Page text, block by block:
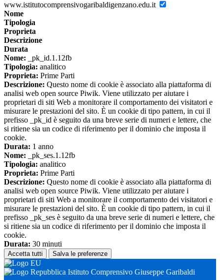
www.istitutocomprensivogaribaldigenzano.edu.it
Nome
Tipologia
Proprieta
Descrizione
Durata
Nome: _pk_id.1.12fb
Tipologia: analitico
Proprieta: Prime Parti
Descrizione: Questo nome di cookie è associato alla piattaforma di
analisi web open source Piwik. Viene utilizzato per aiutare i
proprietari di siti Web a monitorare il comportamento dei visitatori e
misurare le prestazioni del sito. È un cookie di tipo pattern, in cui il
prefisso _pk_id è seguito da una breve serie di numeri e lettere, che
si ritiene sia un codice di riferimento per il dominio che imposta il
cookie.
Durata: 1 anno
Nome: _pk_ses.1.12fb
Tipologia: analitico
Proprieta: Prime Parti
Descrizione: Questo nome di cookie è associato alla piattaforma di
analisi web open source Piwik. Viene utilizzato per aiutare i
proprietari di siti Web a monitorare il comportamento dei visitatori e
misurare le prestazioni del sito. È un cookie di tipo pattern, in cui il
prefisso _pk_ses è seguito da una breve serie di numeri e lettere, che
si ritiene sia un codice di riferimento per il dominio che imposta il
cookie.
Durata: 30 minuti
Accetta tutti Salva le preferenze
Istituto Comprensivo Giuseppe Garibaldi